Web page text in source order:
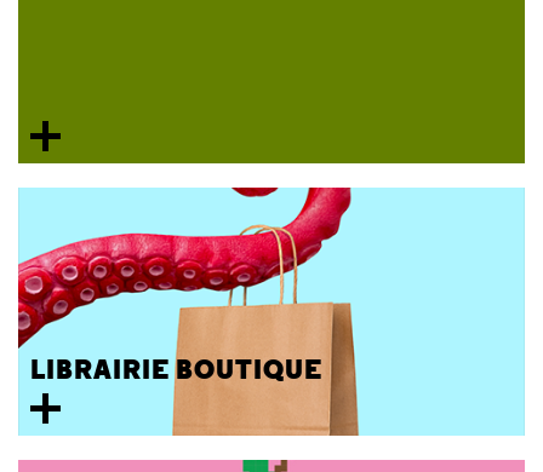
LIBRAIRIE BOUTIQUE